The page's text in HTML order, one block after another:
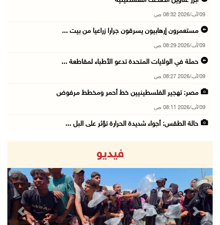
09/آب/2026 08:32 ص
مستعمرون إرهابيون يسرقون جرارا زراعيا من بيت ...
09/آب/2026 08:29 ص
حملة في الولايات المتحدة تدعو الأطباء لمقاطعة ...
09/آب/2026 08:27 ص
مصر: تهجير الفلسطينيين خط أحمر ومخطط مرفوض
09/آب/2026 08:11 ص
حالة الطقس: أجواء شديدة الحرارة تؤثر على البل ...
تواصل انتهاكات الاحتلال والمستعمرين: إصابات و ...
08/آب/2026 11:56 م
إصابات بالاختناق في مخيم الدهيشة والاحتلال يق ...
08/آب/2026 11:05 م
قوات الاحتلال تقتحم مدينة البيرة
فيديو
Next